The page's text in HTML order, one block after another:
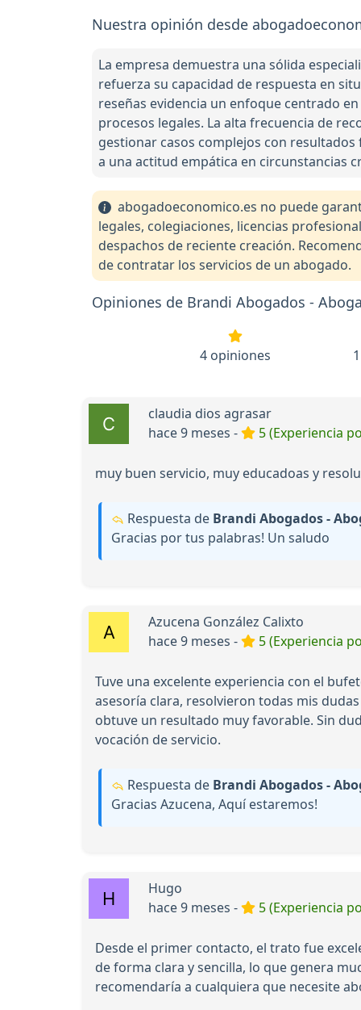
Nuestra opinión desde
La empresa demuestra una sólida
refuerza su capacidad de respuesta en
reseñas evidencia un enfoque centrado
procesos legales. La alta frecuencia de
gestionar casos complejos con
a una actitud empática en circunstancias
abogadoeconomico.es no puede
legales, colegiaciones, licencias
despachos de reciente creación.
de contratar los servicios de un abogado.
Opiniones de Brandi Abogados -
4 opiniones
claudia dios agrasar
hace 9 meses -
5 (Experiencia
muy buen servicio, muy educadoas y
Respuesta de Brandi Abogados -
Gracias por tus palabras! Un saludo
Azucena González Calixto
hace 9 meses -
5 (Experiencia
Tuve una excelente experiencia con el
asesoría clara, resolvieron todas mis
obtuve un resultado muy favorable. Sin
vocación de servicio.
Respuesta de Brandi Abogados -
Gracias Azucena, Aquí estaremos!
Hugo
hace 9 meses -
5 (Experiencia
Desde el primer contacto, el trato fue
de forma clara y sencilla, lo que genera
recomendaría a cualquiera que necesite